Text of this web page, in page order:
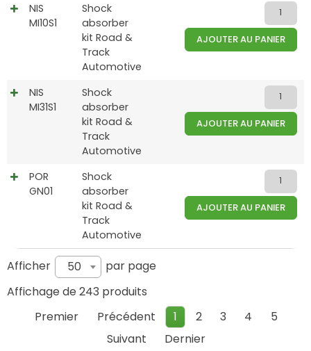
NIS
MI10S1
Shock
absorber
kit Road &
Track
Automotive
AJOUTER AU PANIER
NIS
MI31S1
Shock
absorber
kit Road &
Track
Automotive
AJOUTER AU PANIER
POR
GN01
Shock
absorber
kit Road &
Track
Automotive
AJOUTER AU PANIER
Afficher 50
par page
Affichage de 243 produits
Premier
Précédent 1 2 3 4
5
Suivant
Dernier